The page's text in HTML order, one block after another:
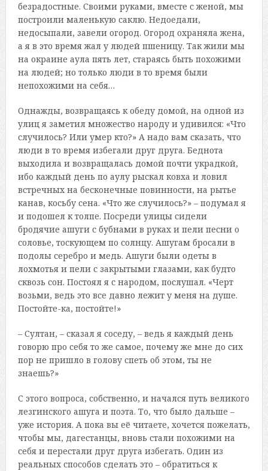
безрадостные. Своими руками, вместе с женой, мы
построили маленькую саклю. Недоедали,
недосыпали, завели огород. Огород охраняла жена,
а я в это время жал у людей пшеницу. Так жили мы
на окраине аула пять лет, стараясь быть похожими
на людей; но только люди в то время были
непохожими на себя…
Однажды, возвращаясь к обеду домой, на одной из
улиц я заметил множество народу и удивился: «Что
случилось? Или умер кто?» А надо вам сказать, что
люди в то время избегали друг друга. Беднота
выходила и возвращалась домой почти украдкой,
ибо каждый день по аулу рыскал ковха и ловил
встречных на бесконечные повинности, на рытье
канав, косьбу сена. «Что же случилось?» – подумал я
и подошел к толпе. Посреди улицы сидели
бродячие ашуги с бубнами в руках и пели песни о
соловье, тоскующем по солнцу. Ашугам бросали в
подолы серебро и медь. Ашуги были одеты в
лохмотья и пели с закрытыми глазами, как будто
сквозь сон. Постоял я с народом, послушал. «Черт
возьми, ведь это все давно лежит у меня на душе.
Постойте-ка, постойте!»
– Султан, – сказал я соседу, – ведь я каждый день
говорю про себя то же самое, почему же мне до сих
пор не пришло в голову спеть об этом, ты не
знаешь?»
С этого вопроса, собственно, и начался путь великого
лезгинского ашуга и поэта. То, что было дальше –
уже история. А пока вы её читаете, хочется пожелать,
чтобы мы, дагестанцы, вновь стали похожими на
себя и перестали друг друга избегать. Один из
реальных способов сделать это – обратиться к